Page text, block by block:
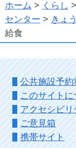
ホーム > くらし >
センター > きょ
給食
公共施設予約
このサイトに
アクセシビリ
ご意見箱
携帯サイト